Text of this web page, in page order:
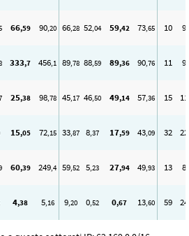
66,59 90,20 66,28 52,04 59,42 73,65 10 9
333,7 456,1 89,78 88,59 89,36 90,76 11 9
25,38 98,78 45,17 46,50 49,14 57,36 15 11
15,05 72,15 33,87 8,37 17,59 43,09 32 22
60,39 249,4 59,52 5,23 27,94 49,93 13 8
4,38 5,16 9,20 0,52 0,67 13,60 59 24